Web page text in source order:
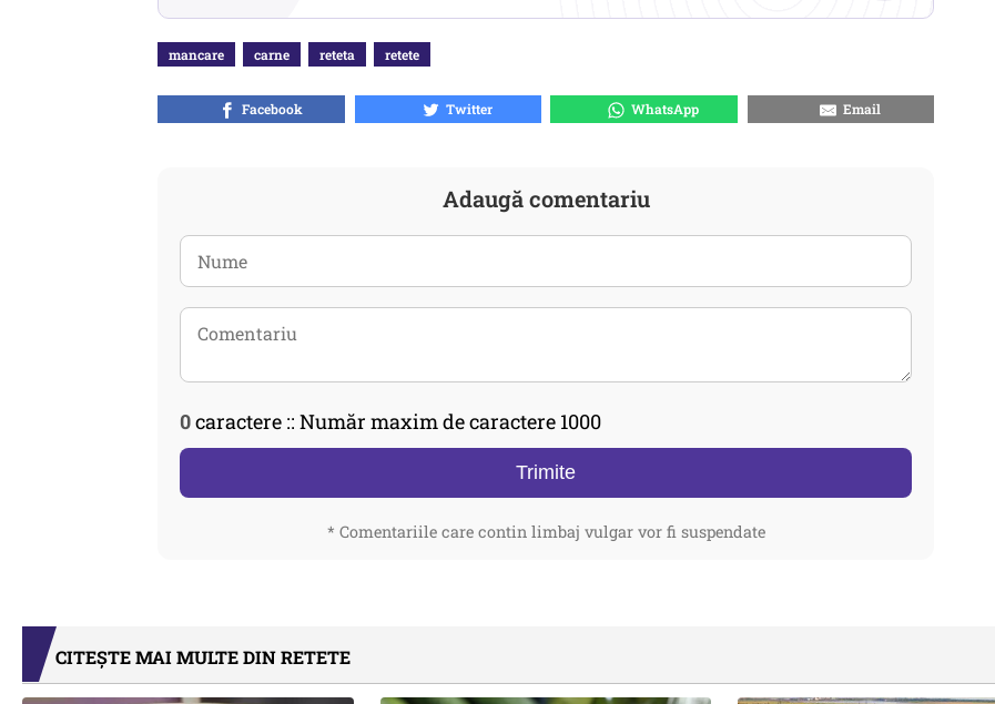
mancare carne reteta retete
Facebook Twitter WhatsApp Email
Adaugă comentariu
0caractere :: Număr maxim de caractere 1000
Trimite
* Comentariile care contin limbaj vulgar vor fi suspendate
CITEȘTE MAI MULTE DIN RETETE